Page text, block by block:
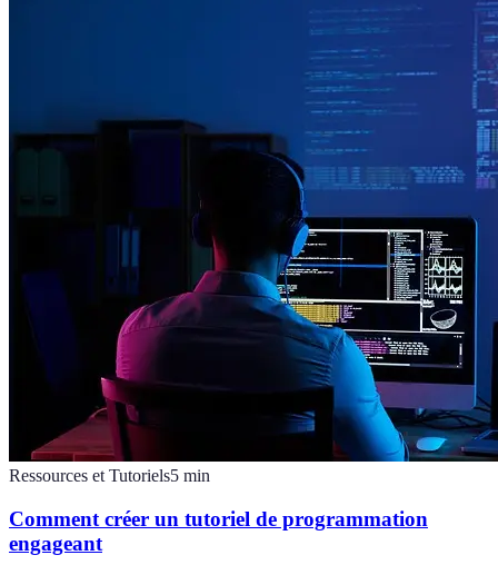
Ressources et Tutoriels5 min
Comment créer un tutoriel de programmation
engageant